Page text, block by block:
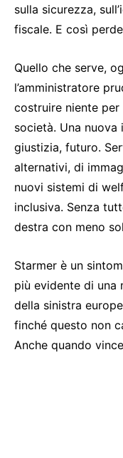
sulla sicurezza,
fiscale. E così
Quello che serve,
l’amministratore
costruire niente
società. Una
giustizia, futuro.
alternativi, di
nuovi sistemi di
inclusiva. Senza
destra con meno
Starmer è un
più evidente di una
della sinistra
finché questo non
Anche quando